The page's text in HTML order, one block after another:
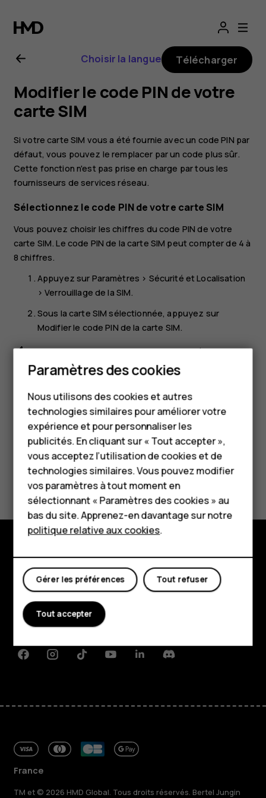
Guide
de
l'utilisateur
Nokia 3.1
Plus
Smartphones
Téléphones classiques
Accessoires
HMD Terra M
Pour les entreprises
Tablettes
Boutique
Choisir la langue Télécharger
Modifier le code PIN de votre
carte SIM
Si votre carte SIM vous a été fournie avec un code PIN par
défaut, vous pouvez le remplacer par un code plus sûr.
Cette fonction n'est pas prise en charge par tous les
fournisseurs de services réseau.
Sélectionnez le code PIN de votre carte SIM
Vous pouvez choisir les chiffres du code PIN de votre
carte SIM. Le code PIN de la carte SIM peut compter de 4 à
8 chiffres.
Appuyez sur Paramètres > Sécurité et Localisation
>Verrouillage de la SIM.
Sous la carte SIM sélectionnée, appuyez sur
Modifier le code PIN de la carte SIM.
Astuce :si vous ne souhaitez pas protéger votre
carte SIM avec un code PIN, basculez
actuel.
Avez-vous trouvé cela utile?
Oui Non
Boutique
À propos
Planet and people
FacebookInstagramTiktokYoutubeLinkedinDiscord
France
TM et © 2026 HMD Global. Tous droits réservés. Bertel Jungin
Paramètres des cookies
Nous utilisons des cookies et autres
technologies similaires pour améliorer votre
expérience et pour personnaliser les
publicités. En cliquant sur « Tout accepter »,
vous acceptez l’utilisation de cookies et de
technologies similaires. Vous pouvez modifier
vos paramètres à tout moment en
sélectionnant « Paramètres des cookies » au
bas du site. Apprenez-en davantage sur notre
politique relative aux cookies.
Tout refuser
Gérer les préférences
Tout accepter